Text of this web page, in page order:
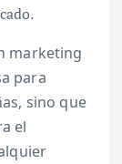
marketing
para
sino que
el